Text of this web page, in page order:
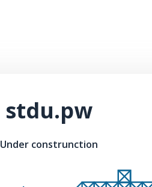
stdu.pw
Under construnction